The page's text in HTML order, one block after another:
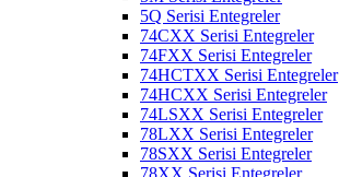
5Q Serisi Entegreler
74CXX Serisi Entegreler
74FXX Serisi Entegreler
74HCTXX Serisi Entegreler
74HCXX Serisi Entegreler
74LSXX Serisi Entegreler
78LXX Serisi Entegreler
78SXX Serisi Entegreler
78XX Serisi Entegreler